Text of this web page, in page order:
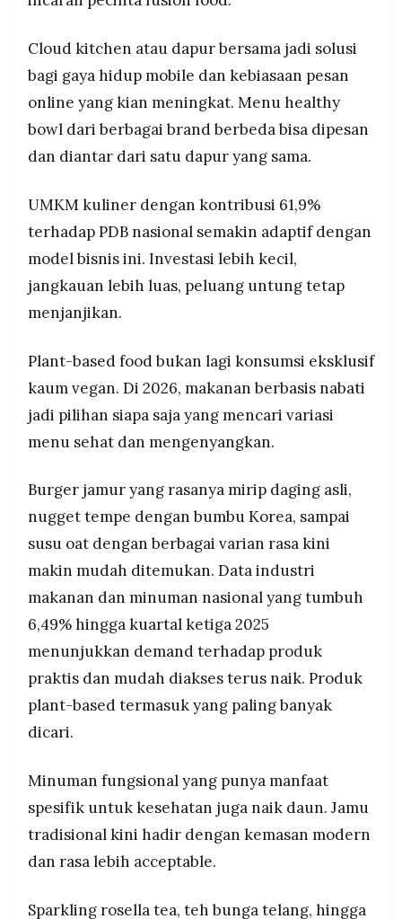
Cloud kitchen atau dapur bersama jadi solusi
bagi gaya hidup mobile dan kebiasaan pesan
online yang kian meningkat. Menu healthy
bowl dari berbagai brand berbeda bisa dipesan
dan diantar dari satu dapur yang sama.
UMKM kuliner dengan kontribusi 61,9%
terhadap PDB nasional semakin adaptif dengan
model bisnis ini. Investasi lebih kecil,
jangkauan lebih luas, peluang untung tetap
menjanjikan.
Plant-based food bukan lagi konsumsi eksklusif
kaum vegan. Di 2026, makanan berbasis nabati
jadi pilihan siapa saja yang mencari variasi
menu sehat dan mengenyangkan.
Burger jamur yang rasanya mirip daging asli,
nugget tempe dengan bumbu Korea, sampai
susu oat dengan berbagai varian rasa kini
makin mudah ditemukan. Data industri
makanan dan minuman nasional yang tumbuh
6,49% hingga kuartal ketiga 2025
menunjukkan demand terhadap produk
praktis dan mudah diakses terus naik. Produk
plant-based termasuk yang paling banyak
dicari.
Minuman fungsional yang punya manfaat
spesifik untuk kesehatan juga naik daun. Jamu
tradisional kini hadir dengan kemasan modern
dan rasa lebih acceptable.
Sparkling rosella tea, teh bunga telang, hingga